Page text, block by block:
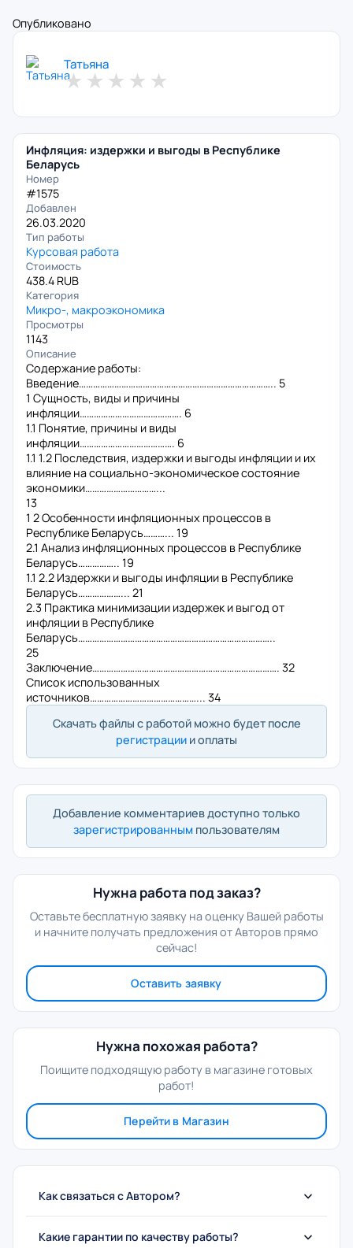
Опубликовано
Татьяна
★ ★ ★ ★ ★
Инфляция: издержки и выгоды в Республике
Беларусь
Номер
#1575
Добавлен
26.03.2020
Тип работы
Курсовая работа
Стоимость
438.4 RUB
Категория
Микро-, макроэкономика
Просмотры
1143
Описание
Содержание работы:
Введение……………………………………………………………………….. 5
1 Сущность, виды и причины
инфляции……………………………………. 6
1.1 Понятие, причины и виды
инфляции…………………………………. 6
1.1 1.2 Последствия, издержки и выгоды инфляции и их
влияние на социально-экономическое состояние
экономики…………………………...
13
1 2 Особенности инфляционных процессов в
Республике Беларусь………... 19
2.1 Анализ инфляционных процессов в Республике
Беларусь…………….. 19
1.1 2.2 Издержки и выгоды инфляции в Республике
Беларусь………………... 21
2.3 Практика минимизации издержек и выгод от
инфляции в Республике
Беларусь………………………………………………………………………..
25
Заключение……………………………………………………………………. 32
Список использованных
источников………………………………………... 34
Скачать файлы с работой можно будет после
регистрации и оплаты
Добавление комментариев доступно только
зарегистрированным пользователям
Нужна работа под заказ?
Оставьте бесплатную заявку на оценку Вашей работы
и начните получать предложения от Авторов прямо
сейчас!
Оставить заявку
Нужна похожая работа?
Поищите подходящую работу в магазине готовых
работ!
Перейти в Магазин
Как связаться с Автором?
Какие гарантии по качеству работы?